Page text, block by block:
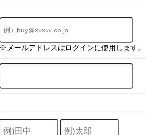
※メールアドレスはログインに使用します。